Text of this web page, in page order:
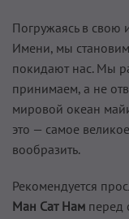
Погружаясь в свою
Имени, мы
покидают нас. Мы
принимаем, а не
мировой океан
это — самое
вообразить.
Рекомендуется
Ман Сат Нам перед